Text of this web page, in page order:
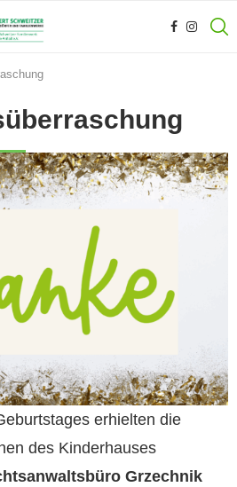
erhielten die
des Kinderhauses
Grzechnik